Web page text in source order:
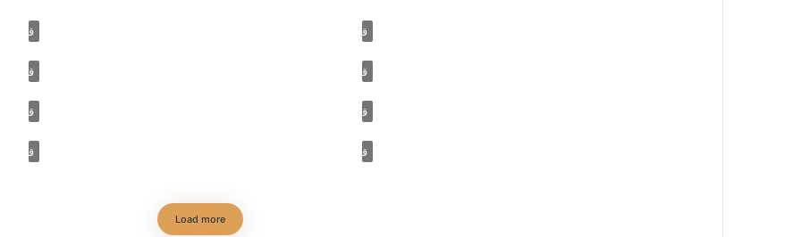
قصة مسجد (19) مسجد ابن طولون د. زين العابدين كامل قصة مسجد (18) مسجد عمرو بن
قصة مسجد (16) جامع القيروان د. زين العابدين كامل قصة مسجد (15) الجامع الأموي
قصة مسجد (13) المسجد الأقصى (٢) د. زين العابدين كامل قصة مسجد (12) المسجد الأقصى
قصة مسجد (10) مسجد المستراح والدرع د. زين العابدين كامل قصة مسجد (9) مسجد الخيف د.
Load more